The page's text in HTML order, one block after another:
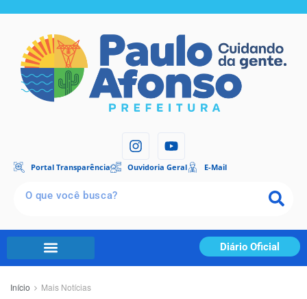
Portal Transparência Ouvidoria Geral E-Mail
Diário Oficial
Início Mais Notícias